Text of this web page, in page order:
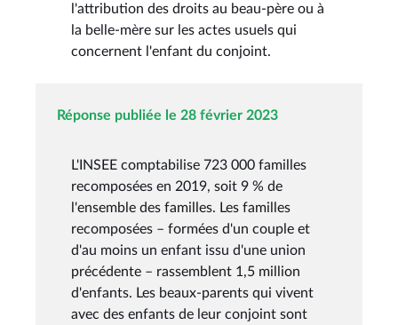
l'attribution des droits au beau-père ou à
la belle-mère sur les actes usuels qui
concernent l'enfant du conjoint.
Réponse publiée le 28 février 2023
L'INSEE comptabilise 723 000 familles
recomposées en 2019, soit 9 % de
l'ensemble des familles. Les familles
recomposées – formées d'un couple et
d'au moins un enfant issu d'une union
précédente – rassemblent 1,5 million
d'enfants. Les beaux-parents qui vivent
avec des enfants de leur conjoint sont